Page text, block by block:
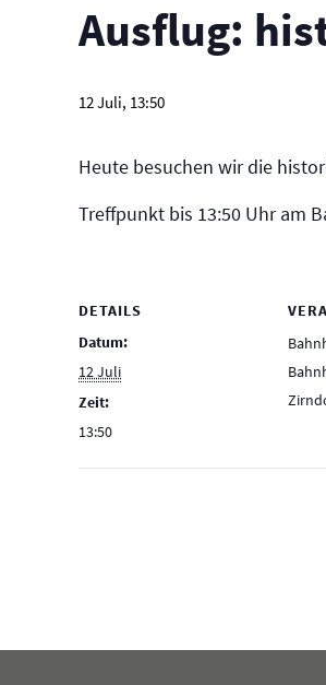
Ausflug:
12 Juli, 13:50
Heute besuchen wir die
Treffpunkt bis 13:50 Uhr am
DETAILS
Datum:
12 Juli
Zeit:
13:50